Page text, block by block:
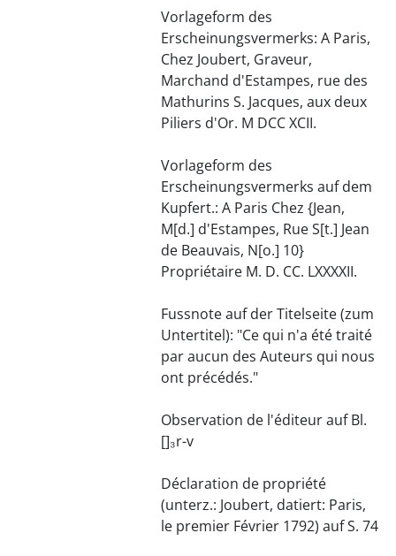
Vorlageform des
Erscheinungsvermerks: A Paris,
Chez Joubert, Graveur,
Marchand d'Estampes, rue des
Mathurins S. Jacques, aux deux
Piliers d'Or. M DCC XCII.
Vorlageform des
Erscheinungsvermerks auf dem
Kupfert.: A Paris Chez {Jean,
M[d.] d'Estampes, Rue S[t.] Jean
de Beauvais, N[o.] 10}
Propriétaire M. D. CC. LXXXXII.
Fussnote auf der Titelseite (zum
Untertitel): "Ce qui n'a été traité
par aucun des Auteurs qui nous
ont précédés."
Observation de l'éditeur auf Bl.
[]₃r-v
Déclaration de propriété
(unterz.: Joubert, datiert: Paris,
le premier Février 1792) auf S. 74